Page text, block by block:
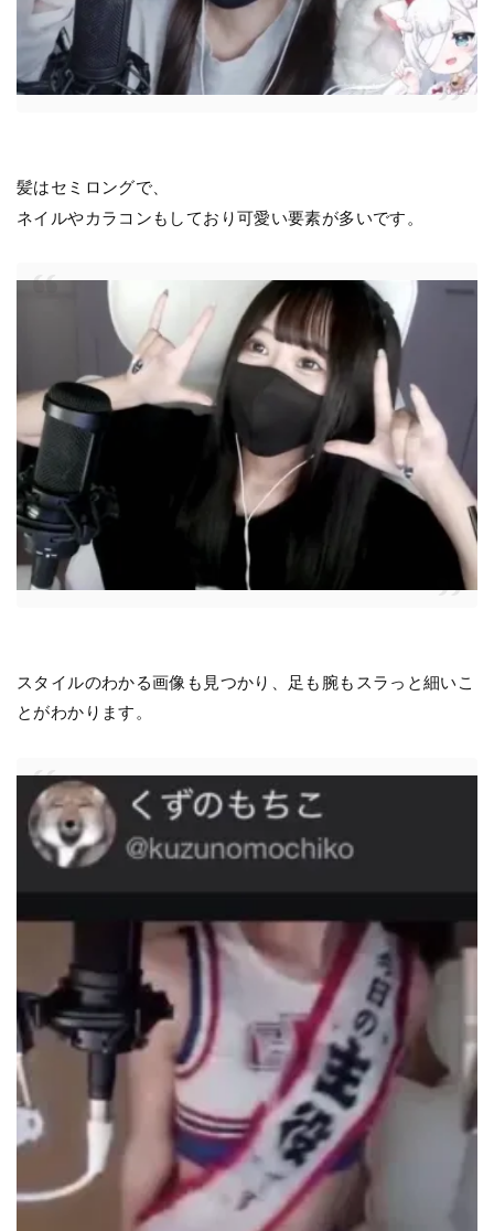
髪はセミロングで、
ネイルやカラコンもしており可愛い要素が多いです。
スタイルのわかる画像も見つかり、足も腕もスラっと細いこ
とがわかります。